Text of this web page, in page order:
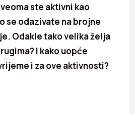
ste aktivni kao
se odazivate na brojne
Odakle tako velika želja
I kako uopće
i za ove aktivnosti?